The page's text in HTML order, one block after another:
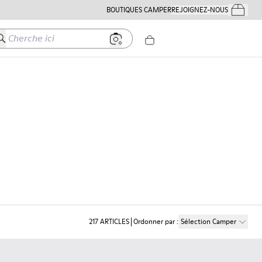
BOUTIQUES CAMPERREJOIGNEZ-NOUSMes
ici
217ARTICLES Ordonner par: Sélection Camper